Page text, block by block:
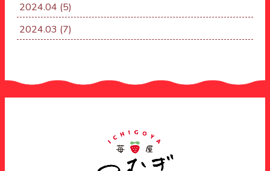
2024.04 (5)
2024.03 (7)